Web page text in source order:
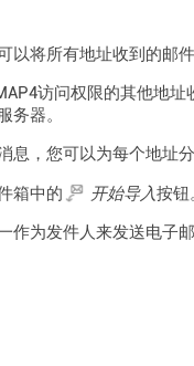
以将所有地址收到的邮
访问权限的其他地
务器。
息，您可以为每个地址
箱中的
开始导入按钮
作为发件人来发送电子邮